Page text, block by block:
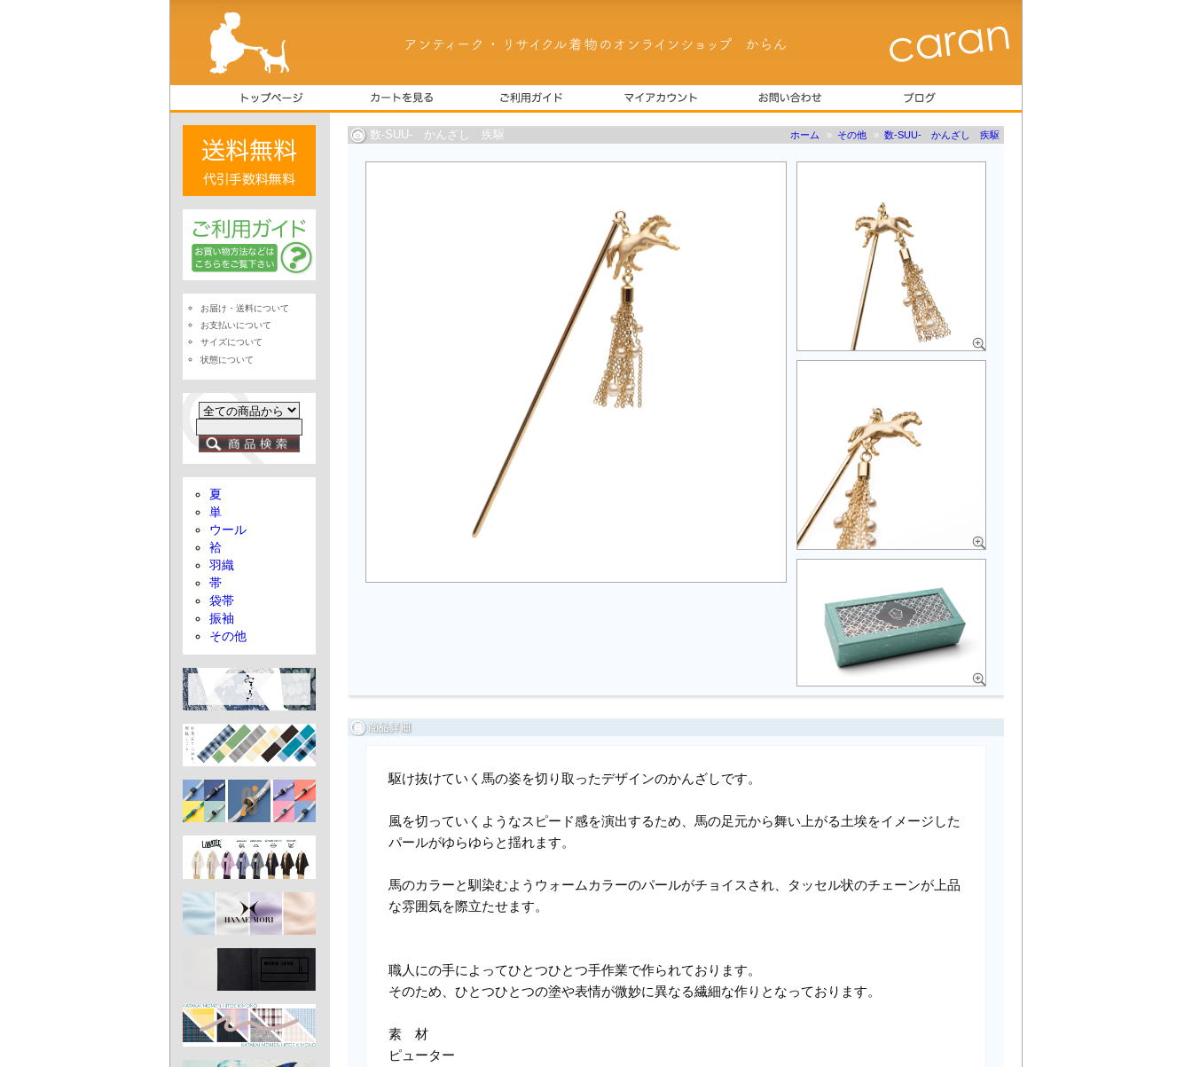
数-SUU- かんざし 疾駆 ホーム » その他 » 数-SUU- かんざし 疾駆
駆け抜けていく馬の姿を切り取ったデザインのかんざしです。
風を切っていくようなスピード感を演出するため、馬の足元から舞い上がる土埃をイメージした
パールがゆらゆらと揺れます。
馬のカラーと馴染むようウォームカラーのパールがチョイスされ、タッセル状のチェーンが上品
な雰囲気を際立たせます。
職人にの手によってひとつひとつ手作業で作られております。
そのため、ひとつひとつの塗や表情が微妙に異なる繊細な作りとなっております。
素 材
ピューター
お届け・送料について
お支払いについて
サイズについて
状態について
夏
単
ウール
袷
羽織
帯
袋帯
振袖
その他